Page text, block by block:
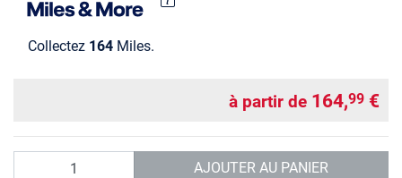
Collectez 164 Miles.
à partir de 164,99 €
AJOUTER AU PANIER